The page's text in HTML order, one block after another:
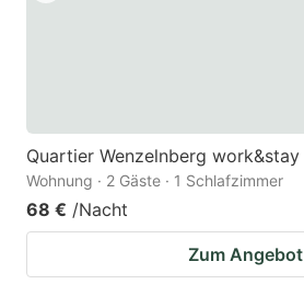
Quartier Wenzelnberg work&stay
Wohnung · 2 Gäste · 1 Schlafzimmer
68 € /Nacht
Zum Angebot